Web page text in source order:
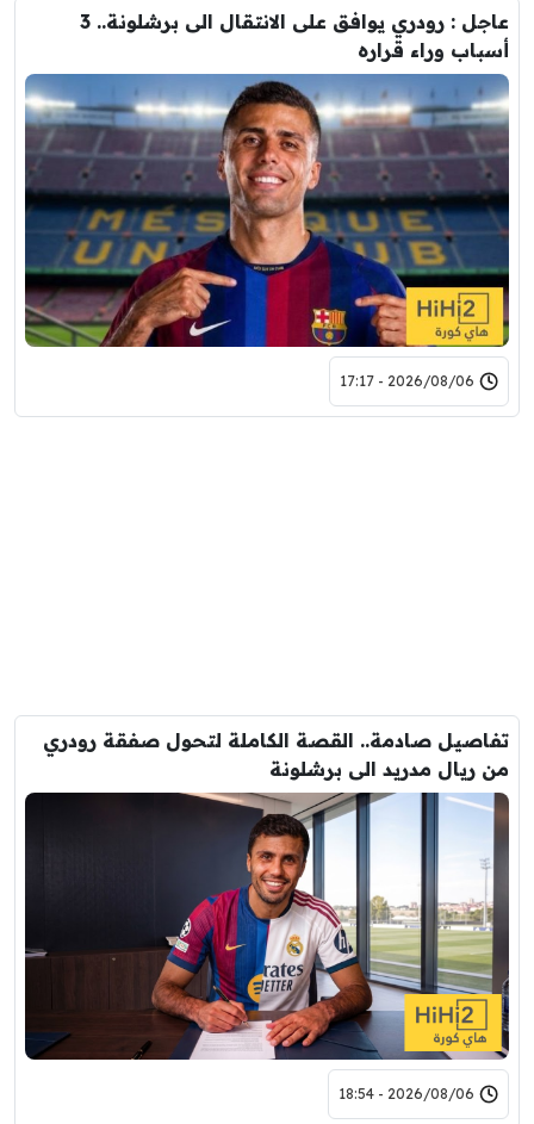
عاجل : رودري يوافق على الانتقال الى برشلونة.. 3
أسباب وراء قراره
2026/08/06 - 17:17
تفاصيل صادمة.. القصة الكاملة لتحول صفقة رودري
من ريال مدريد الى برشلونة
2026/08/06 - 18:54